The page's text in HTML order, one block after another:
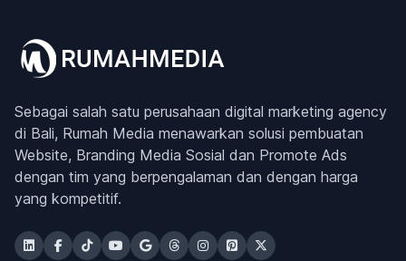
Sebagai salah satu perusahaan digital marketing agency
di Bali, Rumah Media menawarkan solusi pembuatan
Website, Branding Media Sosial dan Promote Ads
dengan tim yang berpengalaman dan dengan harga
yang kompetitif.